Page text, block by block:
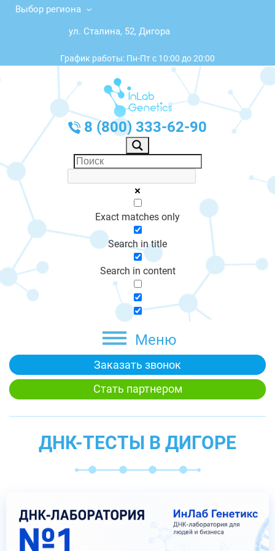
Выбор региона
ул. Сталина, 52, Дигора
График работы: Пн-Пт с 10:00 до 20:00
8 (800) 333-62-90
Exact matches only
Search in title
Search in content
Меню
Заказать звонок
Стать партнером
ДНК-ТЕСТЫ В ДИГОРЕ